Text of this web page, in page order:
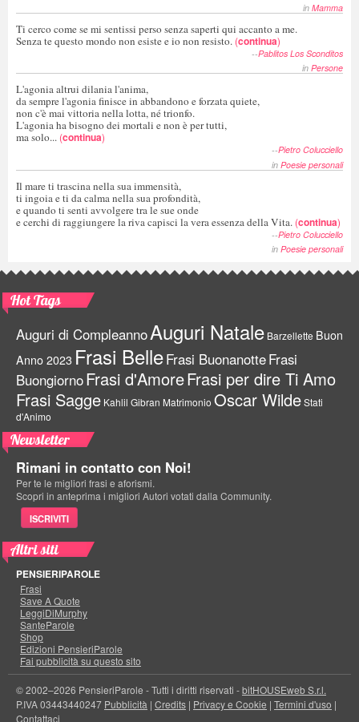
in Mamma
Ti cerco come se mi sentissi perso senza saperti qui accanto a me.
Senza te questo mondo non esiste e io non resisto. (continua)
--Pablitos Los Sconditos
in Persone
L'agonia altrui dilania l'anima,
da sempre l'agonia finisce in abbandono e forzata quiete,
non c'è mai vittoria nella lotta, né trionfo.
L'agonia ha bisogno dei mortali e non è per tutti,
ma solo... (continua)
--Pietro Colucciello
in Poesie personali
Il mare ti trascina nella sua immensità,
ti ingoia e ti da calma nella sua profondità,
e quando ti senti avvolgere tra le sue onde
e cerchi di raggiungere la riva capisci la vera essenza della Vita. (continua)
--Pietro Colucciello
in Poesie personali
Hot Tags
Auguri di CompleannoAuguri Natale Barzellette Buon
Anno 2023 Frasi BelleFrasi BuonanotteFrasi
BuongiornoFrasi d'AmoreFrasi per dire Ti Amo
Frasi Sagge Kahlil Gibran Matrimonio Oscar WildeStati
d'Animo
Newsletter
Rimani in contatto con Noi!
Per te le migliori frasi e aforismi.
Scopri in anteprima i migliori Autori votati dalla Community.
ISCRIVITI
Altri siti
PENSIERIPAROLE
Frasi
Save A Quote
LeggiDiMurphy
SanteParole
Shop
Edizioni PensieriParole
Fai pubblicità su questo sito
© 2002–2026 PensieriParole - Tutti i diritti riservati -bitHOUSEweb S.r.l.
P.IVA 03443440247 Pubblicità | Credits | Privacy e Cookie | Termini d'uso |
Contattaci